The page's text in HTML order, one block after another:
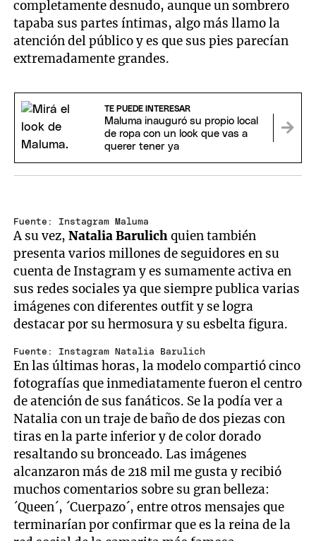
completamente desnudo, aunque un sombrero
tapaba sus partes íntimas, algo más llamo la
atención del público y es que sus pies parecían
extremadamente grandes.
TE PUEDE INTERESAR
Maluma inauguró su propio local
de ropa con un look que vas a
querer tener ya
Fuente: Instagram Maluma
A su vez,Natalia Barulichquien también
presenta varios millones de seguidores en su
cuenta de Instagram y es sumamente activa en
sus redes sociales ya que siempre publica varias
imágenes con diferentes outfit y se logra
destacar por su hermosura y su esbelta figura.
Fuente: Instagram Natalia Barulich
En las últimas horas, la modelo compartió cinco
fotografías que inmediatamente fueron el centro
de atención de sus fanáticos. Se la podía ver a
Natalia con un traje de baño de dos piezas con
tiras en la parte inferior y de color dorado
resaltando su bronceado. Las imágenes
alcanzaron más de 218 mil me gusta y recibió
muchos comentarios sobre su gran belleza:
´Queen´, ´Cuerpazo´, entre otros mensajes que
terminarían por confirmar que es la reina de la